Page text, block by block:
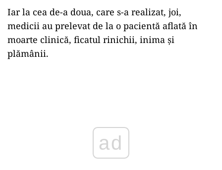
Iar la cea de-a doua, care s-a realizat, joi,
medicii au prelevat de la o pacientă aflată în
moarte clinică, ficatul rinichii, inima și
plămânii.